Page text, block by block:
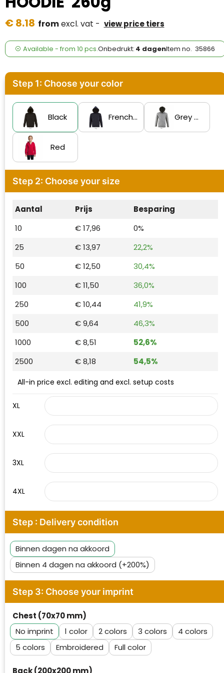
Fresh 'n Rebel
GolfOriginals
James Harvest
Kingcap
Mepal
Moleskine
MyKit
Ocean Bottle
Parker
Waterman
€ 8.18 fromexcl. vat - view price tiers
Available - from 10 pcs.Onbedrukt: 4 dagenItem no. 35866
Step 1: Choose your color
Black French Navy Grey Melange 2
Red
Step 2: Choose your size
Aantal Prijs
Besparing
10
€ 17,96
0%
25
€ 13,97
22,2%
50
€ 12,50
30,4%
100
€ 11,50
36,0%
250
€ 10,44
41,9%
500
€ 9,64
46,3%
1000
€ 8,51
52,6%
2500
€ 8,18 54,5%
XL
XXL
3XL
4XL
All-in price excl. editing and excl. setup costs
Step : Delivery condition
Binnen dagen na akkoord
Binnen 4 dagen na akkoord (+200%)
Step 3: Choose your imprint
Chest (70x70 mm)
No imprint
1 2 3
4
5
Embroidered Full color
Back (200x200 mm)